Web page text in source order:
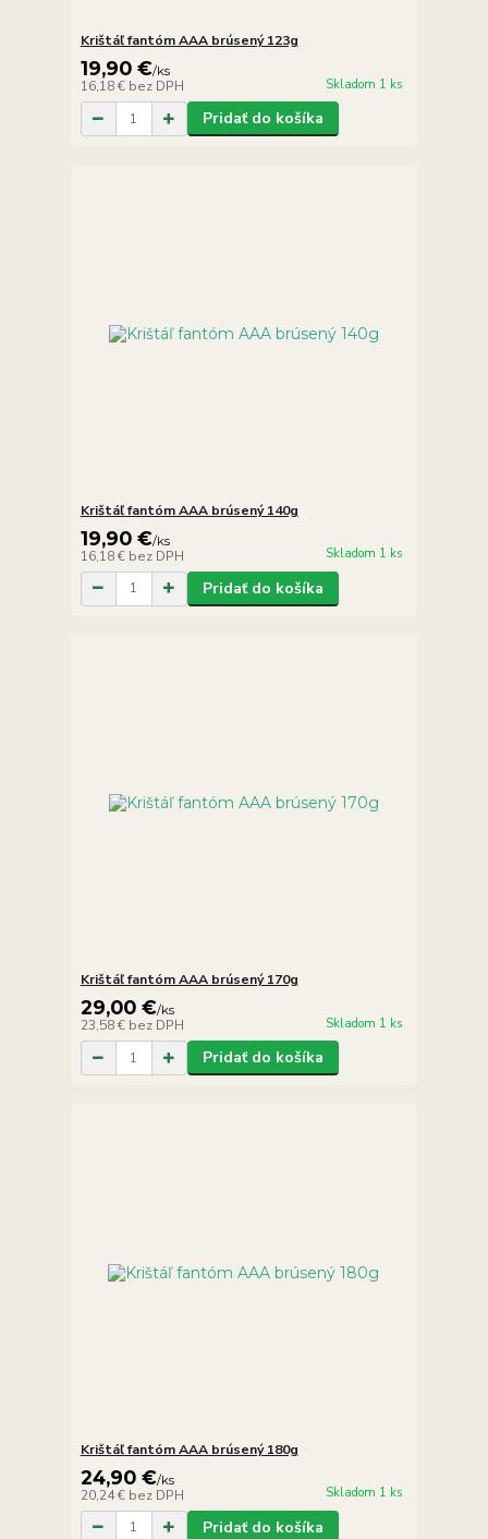
Krištáľ fantóm AAA brúsený 123g
19,90 €/ks
16,18 € bez DPH Skladom 1 ks
Pridať do košíka
Krištáľ fantóm AAA brúsený 140g
19,90 €/ks
16,18 € bez DPH Skladom 1 ks
Pridať do košíka
Krištáľ fantóm AAA brúsený 170g
29,00 €/ks
23,58 € bez DPH Skladom 1 ks
Pridať do košíka
Krištáľ fantóm AAA brúsený 180g
24,90 €/ks
20,24 € bez DPH Skladom 1 ks
Pridať do košíka